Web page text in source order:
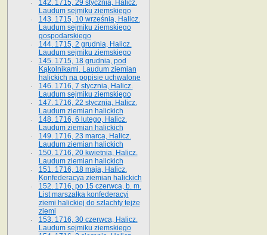
142. 1715, 29 stycznia, Halicz.
Laudum sejmiku ziemskiego
143. 1715, 10 września, Halicz.
Laudum sejmiku ziemskiego
gospodarskiego
144. 1715, 2 grudnia, Halicz.
Laudum sejmiku ziemskiego
145. 1715, 18 grudnia, pod
Kąkolnikami. Laudum ziemian
halickich na popisie uchwalone
146. 1716, 7 stycznia, Halicz.
Laudum sejmiku ziemskiego
147. 1716, 22 stycznia, Halicz.
Laudum ziemian halickich
148. 1716, 6 lutego, Halicz.
Laudum ziemian halickich
149. 1716, 23 marca, Halicz.
Laudum ziemian halickich
150. 1716, 20 kwietnia, Halicz.
Laudum ziemian halickich
151. 1716, 18 maja, Halicz.
Konfederacya ziemian halickich
152. 1716, po 15 czerwca, b. m.
List marszałka konfederacyi
ziemi halickiej do szlachty tejże
ziemi
153. 1716, 30 czerwca, Halicz.
Laudum sejmiku ziemskiego